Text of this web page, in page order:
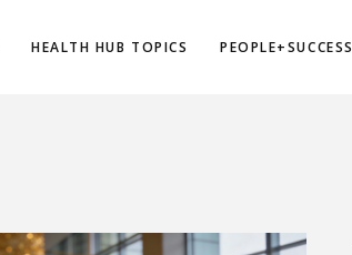
HEALTH HUB TOPICS PEOPLE+SUCCESS